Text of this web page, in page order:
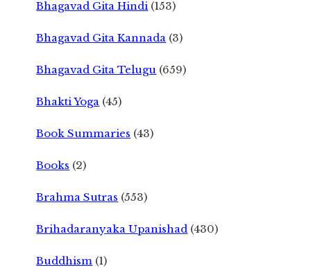
Bhagavad Gita Hindi (153)
Bhagavad Gita Kannada (3)
Bhagavad Gita Telugu (659)
Bhakti Yoga (45)
Book Summaries (43)
Books (2)
Brahma Sutras (553)
Brihadaranyaka Upanishad (430)
Buddhism (1)